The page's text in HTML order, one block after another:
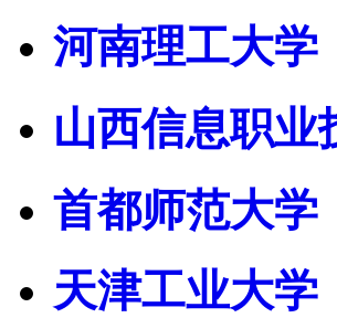
河南理工大学
山西信息职业
首都师范大学
天津工业大学